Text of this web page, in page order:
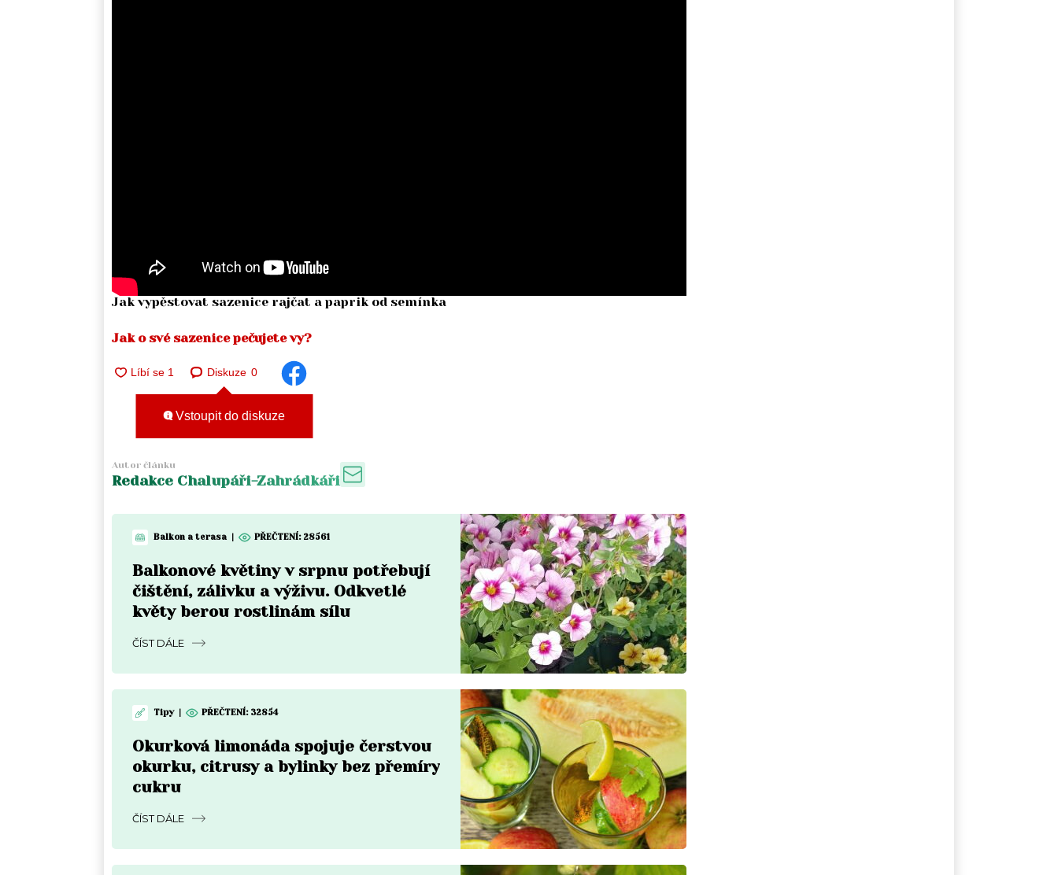
Jak vypěstovat sazenice rajčat a paprik od semínka
Jak o své sazenice pečujete vy?
Diskuze 0
Vstoupit do diskuze
Autor článku
Redakce Chalupáři-Zahrádkáři
Balkon a terasa PŘEČTENÍ: 28561
Balkonové květiny v srpnu potřebují
čištění, zálivku a výživu. Odkvetlé
květy berou rostlinám sílu
ČÍST DÁLE
Tipy PŘEČTENÍ: 32854
Okurková limonáda spojuje čerstvou
okurku, citrusy a bylinky bez přemíry
cukru
ČÍST DÁLE